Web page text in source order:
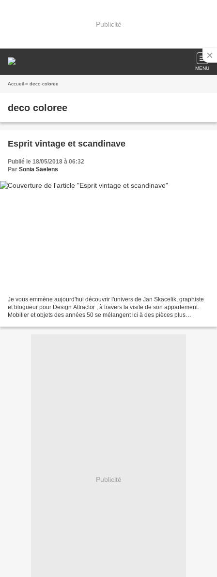
Publicité
MENU
Accueil » deco coloree
deco coloree
Esprit vintage et scandinave
Publié le 18/05/2018 à 06:32
Par Sonia Saelens
Je vous emmène aujourd'hui découvrir l'univers de Jan Skacelik, graphiste
et blogueur pour Design Attractor , à travers la visite de son appartement.
Mobilier et objets des années 50 se mélangent ici à des pièces plus
Publicité